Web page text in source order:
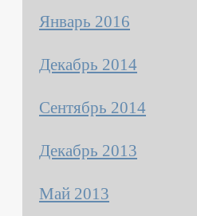
Январь 2016
Декабрь 2014
Сентябрь 2014
Декабрь 2013
Май 2013